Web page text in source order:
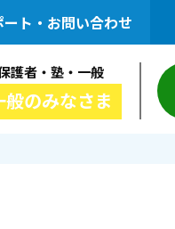
ート・お問い合わせ
護者・塾・一般
般のみなさま